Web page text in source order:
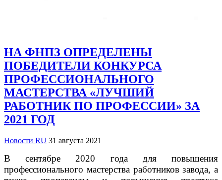
НА ФНПЗ ОПРЕДЕЛЕНЫ
ПОБЕДИТЕЛИ КОНКУРСА
ПРОФЕССИОНАЛЬНОГО
МАСТЕРСТВА «ЛУЧШИЙ
РАБОТНИК ПО ПРОФЕССИИ» ЗА
2021 ГОД
Новости RU 31 августа 2021
В сентябре 2020 года для повышения
профессионального мастерства работников завода, а